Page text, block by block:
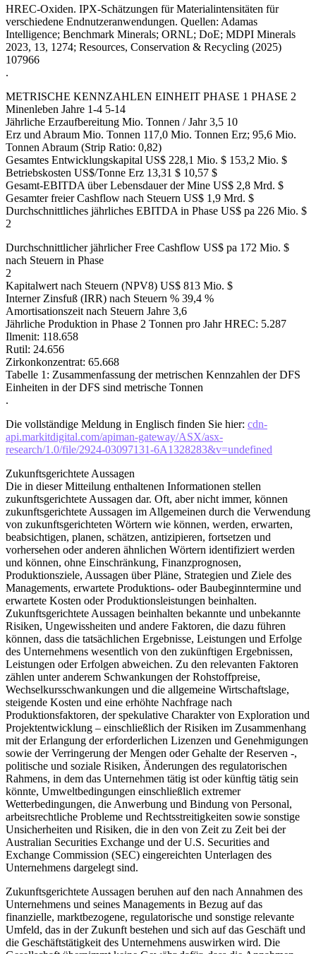
HREC-Oxiden. IPX-Schätzungen für Materialintensitäten für
verschiedene Endnutzeranwendungen. Quellen: Adamas
Intelligence; Benchmark Minerals; ORNL; DoE; MDPI Minerals
2023, 13, 1274; Resources, Conservation & Recycling (2025)
107966
.
METRISCHE KENNZAHLEN EINHEIT PHASE 1 PHASE 2
Minenleben Jahre 1-4 5-14
Jährliche Erzaufbereitung Mio. Tonnen / Jahr 3,5 10
Erz und Abraum Mio. Tonnen 117,0 Mio. Tonnen Erz; 95,6 Mio.
Tonnen Abraum (Strip Ratio: 0,82)
Gesamtes Entwicklungskapital US$ 228,1 Mio. $ 153,2 Mio. $
Betriebskosten US$/Tonne Erz 13,31 $ 10,57 $
Gesamt-EBITDA über Lebensdauer der Mine US$ 2,8 Mrd. $
Gesamter freier Cashflow nach Steuern US$ 1,9 Mrd. $
Durchschnittliches jährliches EBITDA in Phase US$ pa 226 Mio. $
2
Durchschnittlicher jährlicher Free Cashflow US$ pa 172 Mio. $
nach Steuern in Phase
2
Kapitalwert nach Steuern (NPV8) US$ 813 Mio. $
Interner Zinsfuß (IRR) nach Steuern % 39,4 %
Amortisationszeit nach Steuern Jahre 3,6
Jährliche Produktion in Phase 2 Tonnen pro Jahr HREC: 5.287
Ilmenit: 118.658
Rutil: 24.656
Zirkonkonzentrat: 65.668
Tabelle 1: Zusammenfassung der metrischen Kennzahlen der DFS
Einheiten in der DFS sind metrische Tonnen
.
Die vollständige Meldung in Englisch finden Sie hier: cdn-
api.markitdigital.com/apiman-gateway/ASX/asx-
research/1.0/file/2924-03097131-6A1328283&v=undefined
Zukunftsgerichtete Aussagen
Die in dieser Mitteilung enthaltenen Informationen stellen
zukunftsgerichtete Aussagen dar. Oft, aber nicht immer, können
zukunftsgerichtete Aussagen im Allgemeinen durch die Verwendung
von zukunftsgerichteten Wörtern wie können, werden, erwarten,
beabsichtigen, planen, schätzen, antizipieren, fortsetzen und
vorhersehen oder anderen ähnlichen Wörtern identifiziert werden
und können, ohne Einschränkung, Finanzprognosen,
Produktionsziele, Aussagen über Pläne, Strategien und Ziele des
Managements, erwartete Produktions- oder Baubeginntermine und
erwartete Kosten oder Produktionsleistungen beinhalten.
Zukunftsgerichtete Aussagen beinhalten bekannte und unbekannte
Risiken, Ungewissheiten und andere Faktoren, die dazu führen
können, dass die tatsächlichen Ergebnisse, Leistungen und Erfolge
des Unternehmens wesentlich von den zukünftigen Ergebnissen,
Leistungen oder Erfolgen abweichen. Zu den relevanten Faktoren
zählen unter anderem Schwankungen der Rohstoffpreise,
Wechselkursschwankungen und die allgemeine Wirtschaftslage,
steigende Kosten und eine erhöhte Nachfrage nach
Produktionsfaktoren, der spekulative Charakter von Exploration und
Projektentwicklung – einschließlich der Risiken im Zusammenhang
mit der Erlangung der erforderlichen Lizenzen und Genehmigungen
sowie der Verringerung der Mengen oder Gehalte der Reserven -,
politische und soziale Risiken, Änderungen des regulatorischen
Rahmens, in dem das Unternehmen tätig ist oder künftig tätig sein
könnte, Umweltbedingungen einschließlich extremer
Wetterbedingungen, die Anwerbung und Bindung von Personal,
arbeitsrechtliche Probleme und Rechtsstreitigkeiten sowie sonstige
Unsicherheiten und Risiken, die in den von Zeit zu Zeit bei der
Australian Securities Exchange und der U.S. Securities and
Exchange Commission (SEC) eingereichten Unterlagen des
Unternehmens dargelegt sind.
Zukunftsgerichtete Aussagen beruhen auf den nach Annahmen des
Unternehmens und seines Managements in Bezug auf das
finanzielle, marktbezogene, regulatorische und sonstige relevante
Umfeld, das in der Zukunft bestehen und sich auf das Geschäft und
die Geschäftstätigkeit des Unternehmens auswirken wird. Die